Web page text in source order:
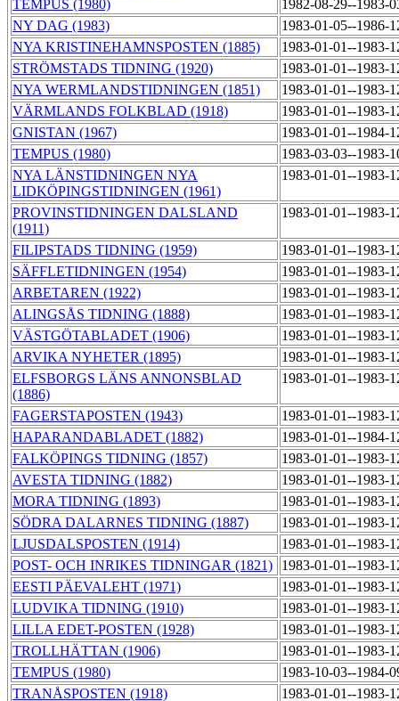
TEMPUS (1980)
1982-08-29--1983-
NY DAG (1983)
1983-01-05--1986-
NYA KRISTINEHAMNSPOSTEN (1885)
1983-01-01--1983-
STRÖMSTADS TIDNING (1920)
1983-01-01--1983-
NYA WERMLANDSTIDNINGEN (1851)
1983-01-01--1983-
VÄRMLANDS FOLKBLAD (1918)
1983-01-01--1983-
GNISTAN (1967)
1983-01-01--1984-
TEMPUS (1980)
1983-03-03--1983-
NYA LÄNSTIDNINGEN NYA
LIDKÖPINGSTIDNINGEN (1961)
1983-01-01--1983-
PROVINSTIDNINGEN DALSLAND
(1911)
1983-01-01--1983-
FILIPSTADS TIDNING (1959)
1983-01-01--1983-
SÄFFLETIDNINGEN (1954)
1983-01-01--1983-
ARBETAREN (1922)
1983-01-01--1983-
ALINGSÅS TIDNING (1888)
1983-01-01--1983-
VÄSTGÖTABLADET (1906)
1983-01-01--1983-
ARVIKA NYHETER (1895)
1983-01-01--1983-
ELFSBORGS LÄNS ANNONSBLAD
(1886)
1983-01-01--1983-
FAGERSTAPOSTEN (1943)
1983-01-01--1983-
HAPARANDABLADET (1882)
1983-01-01--1984-
FALKÖPINGS TIDNING (1857)
1983-01-01--1983-
AVESTA TIDNING (1882)
1983-01-01--1983-
MORA TIDNING (1893)
1983-01-01--1983-
SÖDRA DALARNES TIDNING (1887)
1983-01-01--1983-
LJUSDALSPOSTEN (1914)
1983-01-01--1983-
POST- OCH INRIKES TIDNINGAR (1821)
1983-01-01--1983-
EESTI PÄEVALEHT (1971)
1983-01-01--1983-
LUDVIKA TIDNING (1910)
1983-01-01--1983-
LILLA EDET-POSTEN (1928)
1983-01-01--1983-
TROLLHÄTTAN (1906)
1983-01-01--1983-
TEMPUS (1980)
1983-10-03--1984-
TRANÅSPOSTEN (1918)
1983-01-01--1983-